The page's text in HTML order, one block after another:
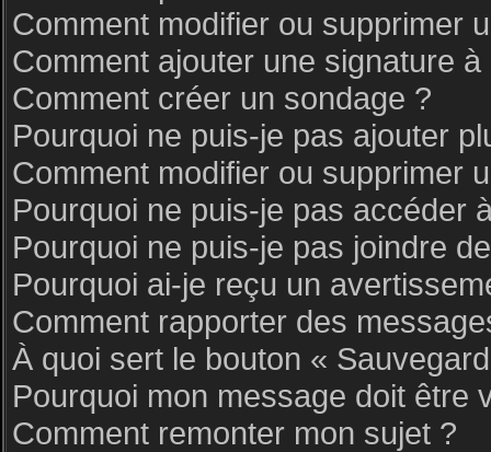
Comment modifier ou supprimer
Comment ajouter une signature
Comment créer un sondage ?
Pourquoi ne puis-je pas ajouter
Comment modifier ou supprimer
Pourquoi ne puis-je pas accéder
Pourquoi ne puis-je pas joindre
Pourquoi ai-je reçu un
Comment rapporter des
À quoi sert le bouton «
Pourquoi mon message doit être
Comment remonter mon sujet ?